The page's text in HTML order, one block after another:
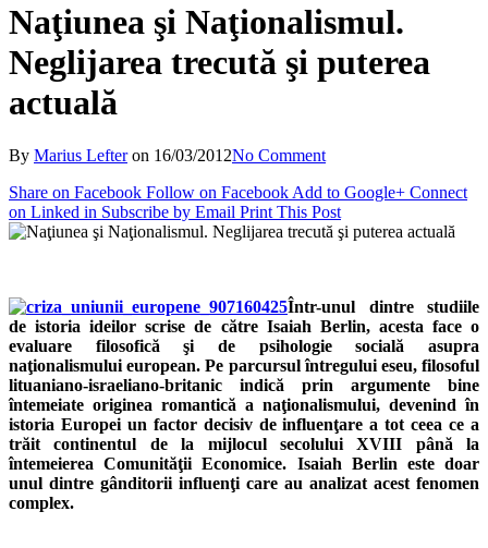
Naţiunea şi Naţionalismul.
Neglijarea trecută şi puterea
actuală
By Marius Lefteron 16/03/2012No Comment
Share on Facebook Follow on Facebook Add to Google+ Connect
on Linked in Subscribe by Email Print This Post
Într-unul dintre studiile
de istoria ideilor scrise de către Isaiah Berlin, acesta face o
evaluare filosofică şi de psihologie socială asupra
naţionalismului european. Pe parcursul întregului eseu, filosoful
lituaniano-israeliano-britanic indică prin argumente bine
întemeiate originea romantică a naţionalismului, devenind în
istoria Europei un factor decisiv de influenţare a tot ceea ce a
trăit continentul de la mijlocul secolului XVIII până la
întemeierea Comunităţii Economice. Isaiah Berlin este doar
unul dintre gânditorii influenţi care au analizat acest fenomen
complex.